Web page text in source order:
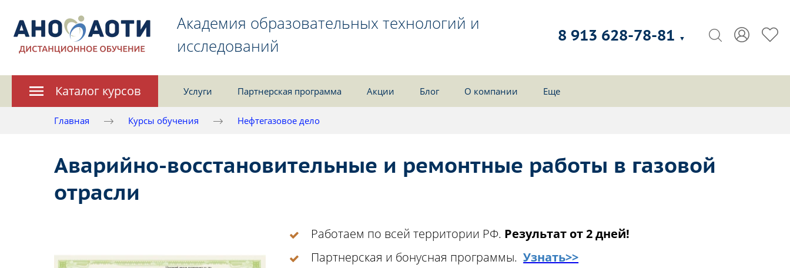
Академия образовательных технологий и
исследований
8 913 628-78-81 ▼
Каталог курсов Услуги Партнерская программа Акции Блог О компании Еще
Главная Курсы обучения Нефтегазовое дело
Аварийно-восстановительные и ремонтные работы в газовой
отрасли
Работаем по всей территории РФ. Результат от 2 дней!
Партнерская и бонусная программы.Узнать>>